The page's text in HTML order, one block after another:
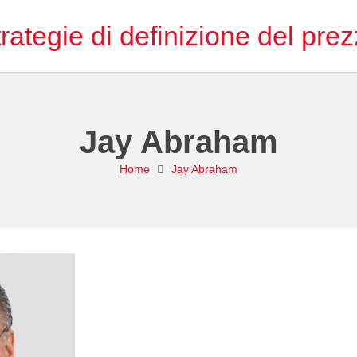
di definizione del
Jay Abraham
Home Jay Abraham